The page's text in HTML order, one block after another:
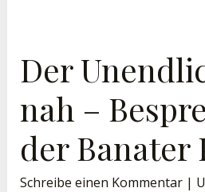
Der
nah –
der Banater
Schreibe einen Kommentar |
In
Der
Banater